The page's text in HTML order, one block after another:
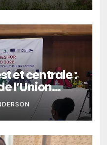
et centrale :
l’Union
les